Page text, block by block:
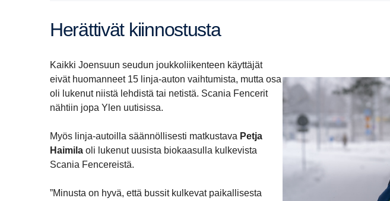
Herät­tivät kiinnos­tusta
Kaikki Joensuun seudun joukkoliikenteen käyttäjät
eivät huomanneet 15 linja-auton vaihtumista, mutta osa
oli lukenut niistä lehdistä tai netistä. Scania Fencerit
nähtiin jopa Ylen uutisissa.
Myös linja-autoilla säännöllisesti matkustava Petja
Haimila oli lukenut uusista biokaasulla kulkevista
Scania Fencereistä.
”Minusta on hyvä, että bussit kulkevat paikallisesta